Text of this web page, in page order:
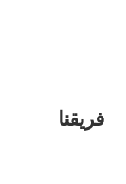
فريقنا